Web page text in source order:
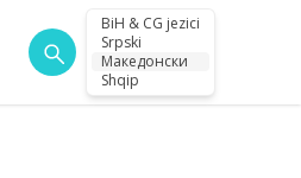
BiH & CG jezici
Srpski
Македонски
Shqip